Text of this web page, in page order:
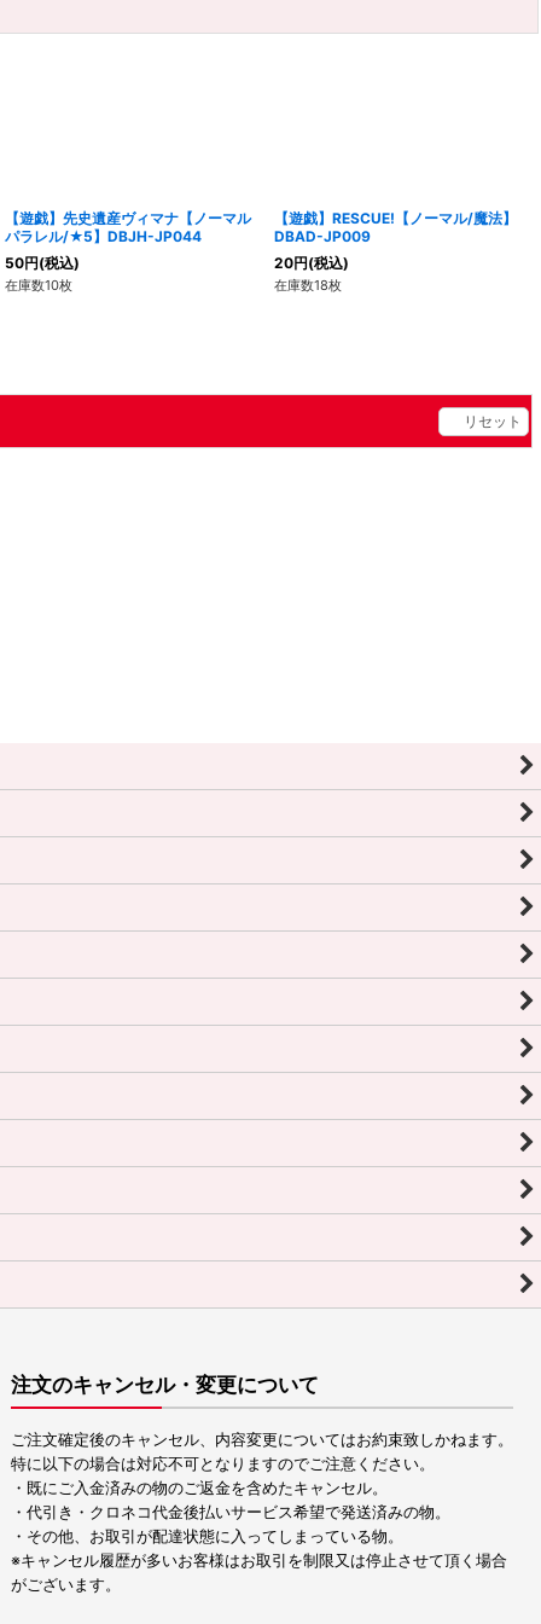
【遊戯】先史遺産ヴィマナ【ノーマル
パラレル/★5】DBJH-JP044
50円(税込)
在庫数10枚
【遊戯】RESCUE!【ノーマル/魔法】
DBAD-JP009
20円(税込)
在庫数18枚
リセット
注文のキャンセル・変更について
ご注文確定後のキャンセル、内容変更についてはお約束致しかねます。
特に以下の場合は対応不可となりますのでご注意ください。
・既にご入金済みの物のご返金を含めたキャンセル。
・代引き・クロネコ代金後払いサービス希望で発送済みの物。
・その他、お取引が配達状態に入ってしまっている物。
※キャンセル履歴が多いお客様はお取引を制限又は停止させて頂く場合
がございます。